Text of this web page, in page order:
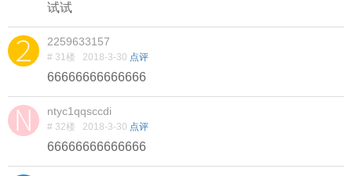
试试
2259633157
# 31楼 2018-3-30 点评
66666666666666
ntyc1qqsccdi
# 32楼 2018-3-30 点评
66666666666666